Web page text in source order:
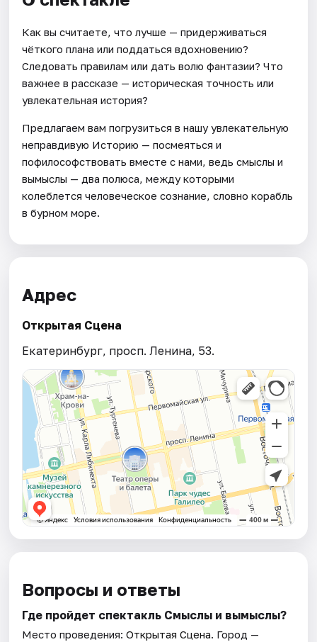
Как вы считаете, что лучше — придерживаться
чёткого плана или поддаться вдохновению?
Следовать правилам или дать волю фантазии? Что
важнее в рассказе — историческая точность или
увлекательная история?
Предлагаем вам погрузиться в нашу увлекательную
неправдивую Историю — посмеяться и
пофилософствовать вместе с нами, ведь смыслы и
вымыслы — два полюса, между которыми
колеблется человеческое сознание, словно корабль
в бурном море.
Адрес
Открытая Сцена
Екатеринбург, просп. Ленина, 53.
Вопросы и ответы
Где пройдет спектакль Смыслы и вымыслы?
Место проведения:Открытая Сцена. Город —